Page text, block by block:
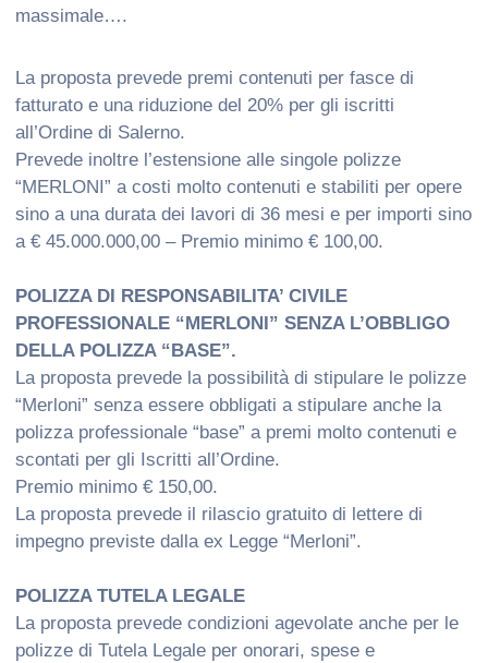
massimale….
La proposta prevede premi contenuti per fasce di
fatturato e una riduzione del 20% per gli iscritti
all’Ordine di Salerno.
Prevede inoltre l’estensione alle singole polizze
“MERLONI” a costi molto contenuti e stabiliti per opere
sino a una durata dei lavori di 36 mesi e per importi sino
a € 45.000.000,00 – Premio minimo € 100,00.
POLIZZA DI RESPONSABILITA’ CIVILE
PROFESSIONALE “MERLONI” SENZA L’OBBLIGO
DELLA POLIZZA “BASE”.
La proposta prevede la possibilità di stipulare le polizze
“Merloni” senza essere obbligati a stipulare anche la
polizza professionale “base” a premi molto contenuti e
scontati per gli Iscritti all’Ordine.
Premio minimo € 150,00.
La proposta prevede il rilascio gratuito di lettere di
impegno previste dalla ex Legge “Merloni”.
POLIZZA TUTELA LEGALE
La proposta prevede condizioni agevolate anche per le
polizze di Tutela Legale per onorari, spese e